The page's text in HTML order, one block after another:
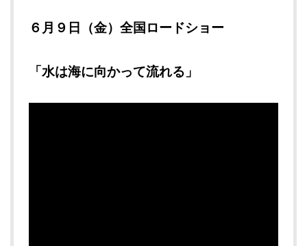
６月９日（金）全国ロードショー
「水は海に向かって流れる」